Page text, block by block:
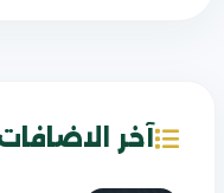
آخر